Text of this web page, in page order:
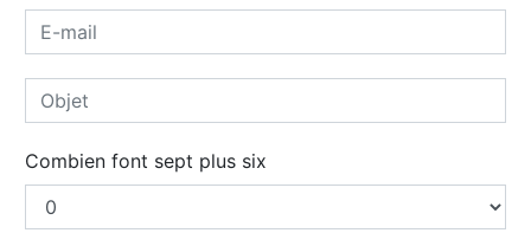
Combien font sept plus six